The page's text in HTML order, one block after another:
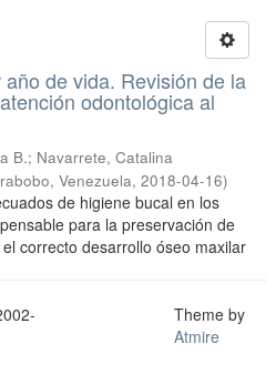
de vida. Revisión de la
odontológica al
B.; Navarrete, Catalina
Venezuela, 2018-04-16)
de higiene bucal en los
para la preservación de
correcto desarrollo óseo maxilar
Theme by
Atmire